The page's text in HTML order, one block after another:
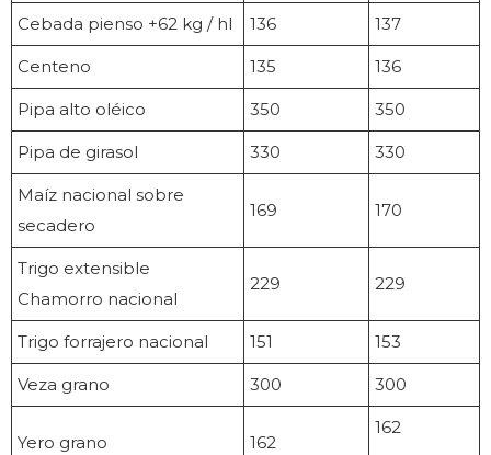
Cebada pienso +62 kg / hl 136 137
Centeno 135 136
Pipa alto oléico 350 350
Pipa de girasol 330 330
Maíz nacional sobre
secadero
169 170
Trigo extensible
Chamorro nacional
229 229
Trigo forrajero nacional 151 153
Veza grano 300 300
Yero grano 162
162